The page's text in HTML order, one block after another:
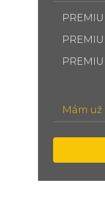
Mám už